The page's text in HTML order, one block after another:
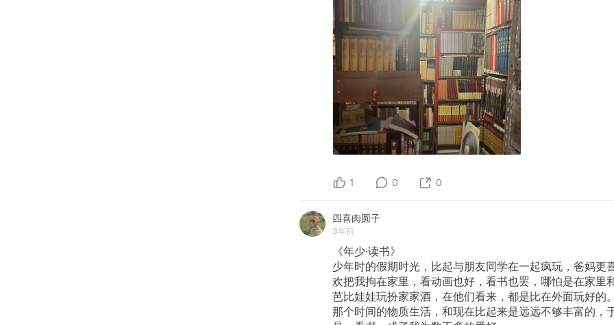
1 0 0
四喜肉圆子
3年前
《年少·读书》
少年时的假期时光，比起与朋友同学在一起疯玩，爸妈更
欢把我拘在家里，看动画也好，看书也罢，哪怕是在家里
芭比娃娃玩扮家家酒，在他们看来，都是比在外面玩好的。
那个时间的物质生活，和现在比起来是远远不够丰富的，